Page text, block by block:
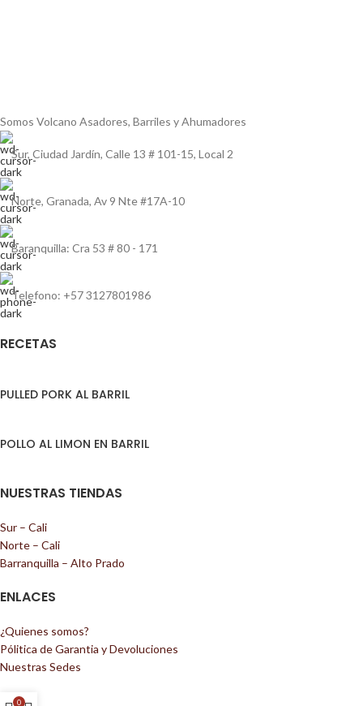
Somos Volcano Asadores, Barriles y Ahumadores
Sur, Ciudad Jardín, Calle 13 # 101-15, Local 2
Norte, Granada, Av 9 Nte #17A-10
Baranquilla: Cra 53 # 80 - 171
Telefono: +57 3127801986
RECETAS
PULLED PORK AL BARRIL
POLLO AL LIMON EN BARRIL
NUESTRAS TIENDAS
Sur – Cali
Norte – Cali
Barranquilla – Alto Prado
ENLACES
¿Quienes somos?
Pólitica de Garantia y Devoluciones
Nuestras Sedes
0